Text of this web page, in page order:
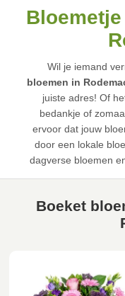
Wil je iemand
bloemen in
juiste adres! Of
bedankje of
ervoor dat jouw
door een lokale
dagverse bloemen
Boeket